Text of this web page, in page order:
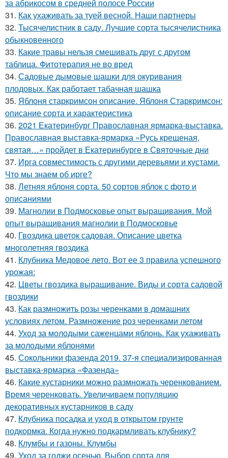
за абрикосом в средней полосе России
31. Как ухаживать за туей весной. Наши партнеры
32. Тысячелистник в саду. Лучшие сорта тысячелистника
обыкновенного
33. Какие травы нельзя смешивать друг с другом
таблица. Фитотерапия не во вред
34. Садовые дымовые шашки для окуривания
плодовых. Как работает табачная шашка
35. Яблоня старкримсон описание. Яблоня Старкримсон:
описание сорта и характеристика
36. 2021 Екатеринбург Православная ярмарка-выставка.
Православная выставка-ярмарка «Русь крещеная,
святая…» пройдет в Екатеринбурге в Святочные дни
37. Ирга совместимость с другими деревьями и кустами.
Что мы знаем об ирге?
38. Летняя яблоня сорта. 50 сортов яблок с фото и
описаниями
39. Магнолии в Подмосковье опыт выращивания. Мой
опыт выращивания магнолии в Подмосковье
40. Гвоздика цветок садовая. Описание цветка
многолетняя гвоздика
41. Клубника Медовое лето. Вот ее 3 правила успешного
урожая:
42. Цветы гвоздика выращивание. Виды и сорта садовой
гвоздики
43. Как размножить розы черенками в домашних
условиях летом. Размножение роз черенками летом
44. Уход за молодыми саженцами яблонь. Как ухаживать
за молодыми яблонями
45. Сокольники фазенда 2019. 37-я специализированная
выставка-ярмарка «Фазенда»
46. Какие кустарники можно размножать черенкованием.
Время черенковать. Увеличиваем популяцию
декоративных кустарников в саду
47. Клубника посадка и уход в открытом грунте
подкормка. Когда нужно подкармливать клубнику?
48. Клумбы и газоны. Клумбы
49. Уход за годжи осенью. Выбор сорта для